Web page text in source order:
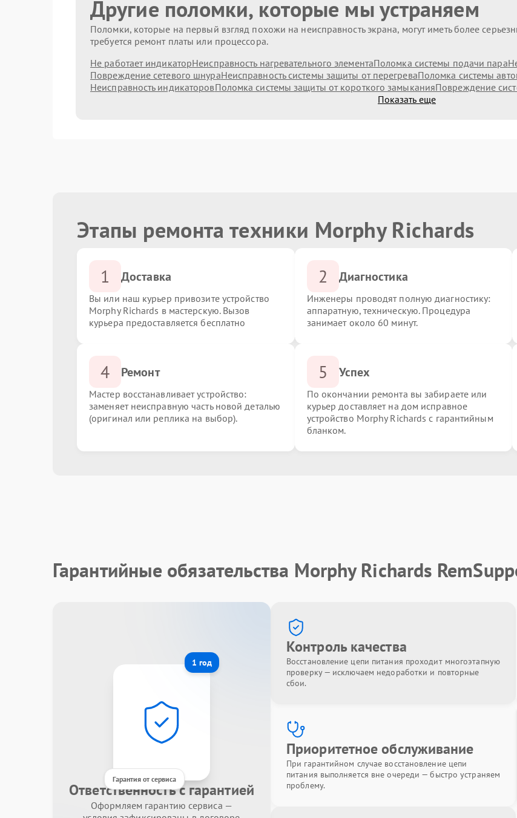
Другие поломки, которые мы устраняем
Поломки, которые на первый взгляд похожи на неисправность экрана, могут иметь более
требуется ремонт платы или процессора.
Не работает индикаторНеисправность нагревательного элементаПоломка системы подачи пара
Повреждение сетевого шнураНеисправность системы защиты от перегреваПоломка системы
Неисправность индикаторовПоломка системы защиты от короткого замыканияПовреждение
Показать еще
Этапы ремонта техники Morphy Richards
1 Доставка
Вы или наш курьер привозите устройство
Morphy Richards в мастерскую. Вызов
курьера предоставляется бесплатно
2 Диагностика
Инженеры проводят полную диагностику:
аппаратную, техническую. Процедура
занимает около 60 минут.
4 Ремонт
Мастер восстанавливает устройство:
заменяет неисправную часть новой деталью
(оригинал или реплика на выбор).
5 Успех
По окончании ремонта вы забираете или
курьер доставляет на дом исправное
устройство Morphy Richards с гарантийным
бланком.
Гарантийные обязательства Morphy Richards
1 год
Гарантия от сервиса
Ответственность с гарантией
Оформляем гарантию сервиса —
Контроль качества
Восстановление цепи питания проходит многоэтапную
проверку — исключаем недоработки и повторные
сбои.
Приоритетное обслуживание
При гарантийном случае восстановление цепи
питания выполняется вне очереди — быстро устраняем
проблему.